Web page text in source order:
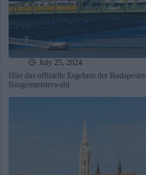
July 25, 2024
Hier das offizielle Ergebnis der Budapester
Bürgermeisterwahl